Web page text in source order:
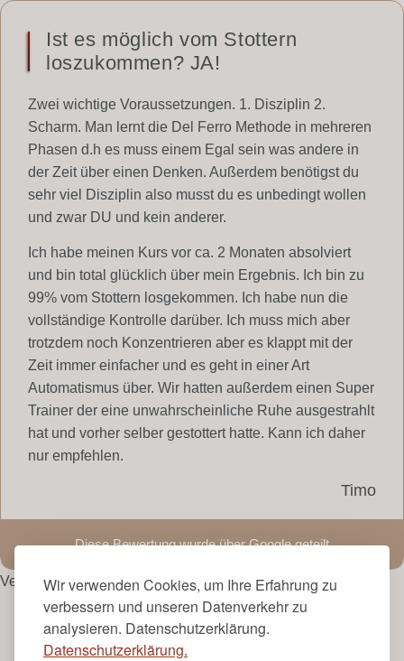
Wir verwenden Cookies, um Ihre Erfahrung zu
verbessern und unseren Datenverkehr zu
analysieren. Datenschutzerklärung.
Datenschutzerklärung.
Ist es möglich vom Stottern
loszukommen? JA!
Zwei wichtige Voraussetzungen. 1. Disziplin 2.
Scharm. Man lernt die Del Ferro Methode in mehreren
Phasen d.h es muss einem Egal sein was andere in
der Zeit über einen Denken. Außerdem benötigst du
sehr viel Disziplin also musst du es unbedingt wollen
und zwar DU und kein anderer.
Ich habe meinen Kurs vor ca. 2 Monaten absolviert
und bin total glücklich über mein Ergebnis. Ich bin zu
99% vom Stottern losgekommen. Ich habe nun die
vollständige Kontrolle darüber. Ich muss mich aber
trotzdem noch Konzentrieren aber es klappt mit der
Zeit immer einfacher und es geht in einer Art
Automatismus über. Wir hatten außerdem einen Super
Trainer der eine unwahrscheinliche Ruhe ausgestrahlt
hat und vorher selber gestottert hatte. Kann ich daher
nur empfehlen.
Timo
Diese Bewertung wurde über Google geteilt
Verschlagwortetrezension-online-stottern-erwachsene